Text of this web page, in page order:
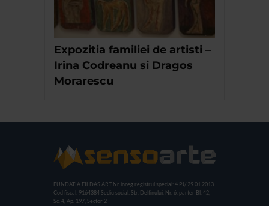
Expozitia familiei de artisti –
Irina Codreanu si Dragos
Morarescu
FUNDATIA FILDAS ART Nr inreg registrul special: 4 PJ/ 29.01.2013
Cod fiscal: 9164384 Sediu social: Str. Delfinului, Nr. 6, parter Bl. 42,
Sc. 4, Ap. 197, Sector 2